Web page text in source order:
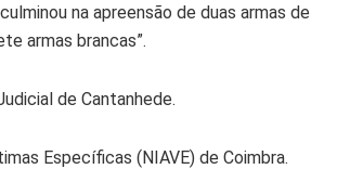
na apreensão de duas armas de
armas brancas”.
de Cantanhede.
Específicas (NIAVE) de Coimbra.